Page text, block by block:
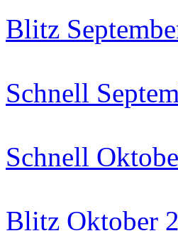
Blitz
Schnell
Schnell
Blitz Oktober